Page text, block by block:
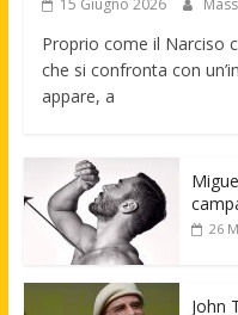
Proprio come il Narciso
che si confronta con
appare, a
26
John